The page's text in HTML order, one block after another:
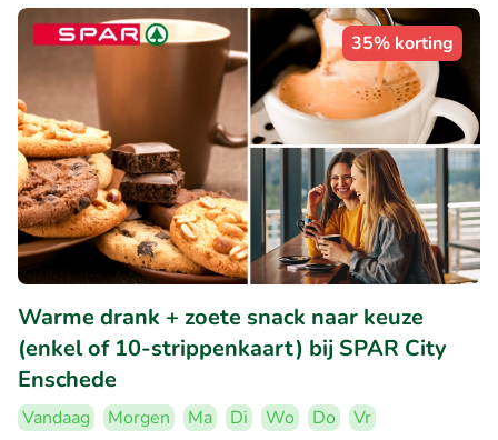
35% korting
Warme drank + zoete snack naar keuze
(enkel of 10-strippenkaart) bij SPAR City
Enschede
Vandaag Morgen Ma Di Wo Do
Vr